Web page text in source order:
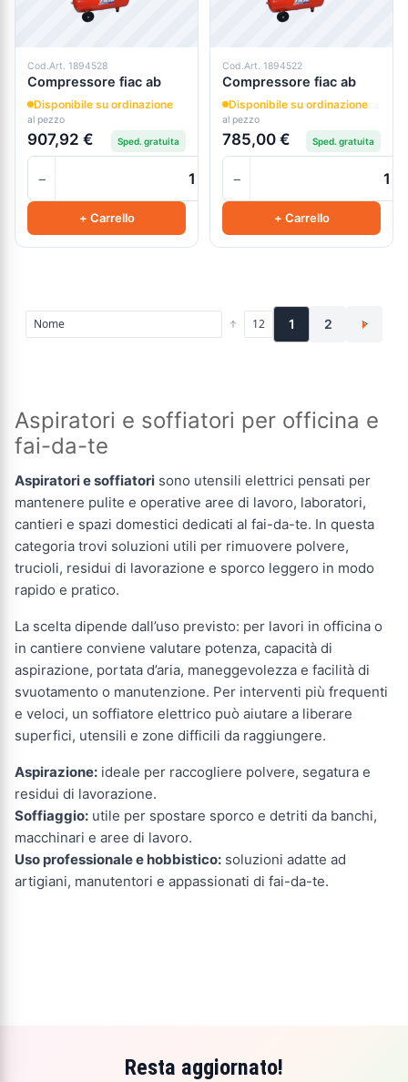
Cod.Art. 1894528
Compressore fiac ab
Disponibile su ordinazione
al pezzo
907,92 € Sped. gratuita
−
+ Carrello
Cod.Art. 1894522
Compressore fiac ab
Disponibile su ordinazione
al pezzo
785,00 € Sped. gratuita
−
+ Carrello
1 2 >
Aspiratori e soffiatori per officina e
fai-da-te
Aspiratori e soffiatori sono utensili elettrici pensati per
mantenere pulite e operative aree di lavoro, laboratori,
cantieri e spazi domestici dedicati al fai-da-te. In questa
categoria trovi soluzioni utili per rimuovere polvere,
trucioli, residui di lavorazione e sporco leggero in modo
rapido e pratico.
La scelta dipende dall’uso previsto: per lavori in officina o
in cantiere conviene valutare potenza, capacità di
aspirazione, portata d’aria, maneggevolezza e facilità di
svuotamento o manutenzione. Per interventi più frequenti
e veloci, un soffiatore elettrico può aiutare a liberare
superfici, utensili e zone difficili da raggiungere.
Aspirazione: ideale per raccogliere polvere, segatura e
residui di lavorazione.
Soffiaggio: utile per spostare sporco e detriti da banchi,
macchinari e aree di lavoro.
Uso professionale e hobbistico: soluzioni adatte ad
artigiani, manutentori e appassionati di fai-da-te.
Resta aggiornato!